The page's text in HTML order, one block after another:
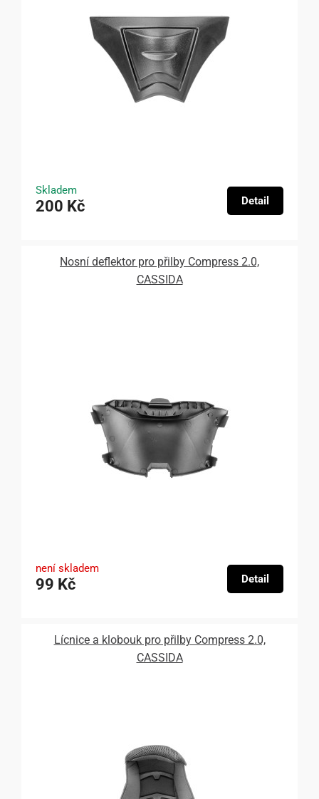
Skladem
200 Kč Detail
Nosní deflektor pro přilby Compress 2.0,
CASSIDA
není skladem
99 Kč Detail
Lícnice a klobouk pro přilby Compress 2.0,
CASSIDA